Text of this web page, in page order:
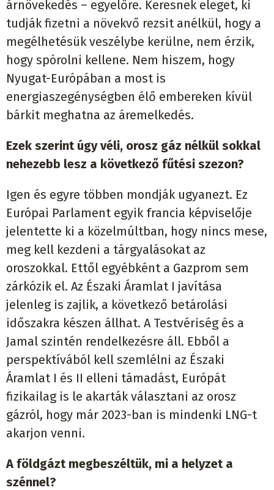
árnövekedés – egyelőre. Keresnek eleget, ki
tudják fizetni a növekvő rezsit anélkül, hogy a
megélhetésük veszélybe kerülne, nem érzik,
hogy spórolni kellene. Nem hiszem, hogy
Nyugat-Európában a most is
energiaszegénységben élő embereken kívül
bárkit meghatna az áremelkedés.
Ezek szerint úgy véli, orosz gáz nélkül sokkal
nehezebb lesz a következő fűtési szezon?
Igen és egyre többen mondják ugyanezt. Ez
Európai Parlament egyik francia képviselője
jelentette ki a közelmúltban, hogy nincs mese,
meg kell kezdeni a tárgyalásokat az
oroszokkal. Ettől egyébként a Gazprom sem
zárkózik el. Az Északi Áramlat I javítása
jelenleg is zajlik, a következő betárolási
időszakra készen állhat. A Testvériség és a
Jamal szintén rendelkezésre áll. Ebből a
perspektívából kell szemlélni az Északi
Áramlat I és II elleni támadást, Európát
fizikailag is le akarták választani az orosz
gázról, hogy már 2023-ban is mindenki LNG-t
akarjon venni.
A földgázt megbeszéltük, mi a helyzet a
szénnel?